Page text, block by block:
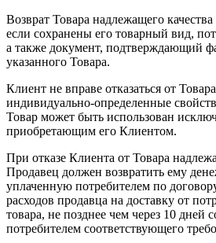
Возврат Товара надлежащего
если сохранены его товарный вид,
а также документ, подтверждающий
указанного Товара.
Клиент не вправе отказаться от
индивидуально-определенные
Товар может быть использован
приобретающим его Клиентом.
При отказе Клиента от Товара
Продавец должен возвратить ему
уплаченную потребителем по
расходов продавца на доставку от
товара, не позднее чем через 10 дней
потребителем соответствующего